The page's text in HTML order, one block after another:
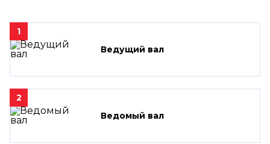
1
Ведущий вал
2
Ведомый вал